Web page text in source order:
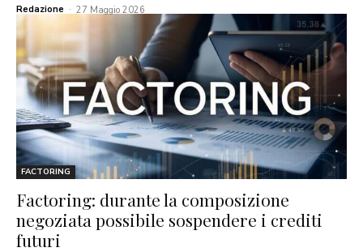
Redazione - 27 Maggio 2026
FACTORING
Factoring: durante la composizione
negoziata possibile sospendere i crediti
futuri